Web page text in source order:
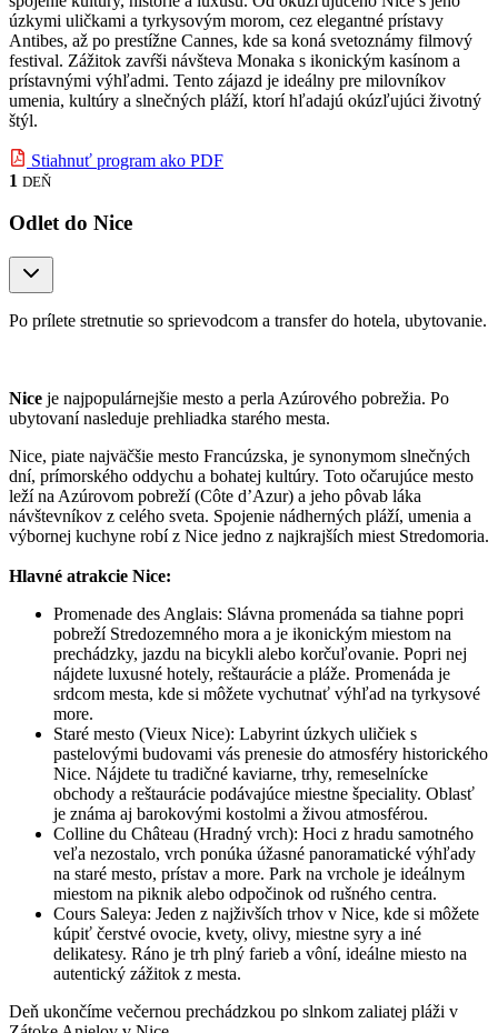
úzkymi uličkami a tyrkysovým morom, cez elegantné prístavy
Antibes, až po prestížne Cannes, kde sa koná svetoznámy filmový
festival. Zážitok zavŕši návšteva Monaka s ikonickým kasínom a
prístavnými výhľadmi. Tento zájazd je ideálny pre milovníkov
umenia, kultúry a slnečných pláží, ktorí hľadajú okúzľujúci životný
štýl.
Stiahnuť program ako PDF
1 DEŇ
Odlet do Nice
Po prílete stretnutie so sprievodcom a transfer do hotela, ubytovanie.
Nice je najpopulárnejšie mesto a perla Azúrového pobrežia. Po
ubytovaní nasleduje prehliadka starého mesta.
Nice, piate najväčšie mesto Francúzska, je synonymom slnečných
dní, prímorského oddychu a bohatej kultúry. Toto očarujúce mesto
leží na Azúrovom pobreží (Côte d’Azur) a jeho pôvab láka
návštevníkov z celého sveta. Spojenie nádherných pláží, umenia a
výbornej kuchyne robí z Nice jedno z najkrajších miest Stredomoria.
Hlavné atrakcie Nice:
Promenade des Anglais: Slávna promenáda sa tiahne popri
pobreží Stredozemného mora a je ikonickým miestom na
prechádzky, jazdu na bicykli alebo korčuľovanie. Popri nej
nájdete luxusné hotely, reštaurácie a pláže. Promenáda je
srdcom mesta, kde si môžete vychutnať výhľad na tyrkysové
more.
Staré mesto (Vieux Nice): Labyrint úzkych uličiek s
pastelovými budovami vás prenesie do atmosféry historického
Nice. Nájdete tu tradičné kaviarne, trhy, remeselnícke
obchody a reštaurácie podávajúce miestne špeciality. Oblasť
je známa aj barokovými kostolmi a živou atmosférou.
Colline du Château (Hradný vrch): Hoci z hradu samotného
veľa nezostalo, vrch ponúka úžasné panoramatické výhľady
na staré mesto, prístav a more. Park na vrchole je ideálnym
miestom na piknik alebo odpočinok od rušného centra.
Cours Saleya: Jeden z najživších trhov v Nice, kde si môžete
kúpiť čerstvé ovocie, kvety, olivy, miestne syry a iné
delikatesy. Ráno je trh plný farieb a vôní, ideálne miesto na
autentický zážitok z mesta.
Deň ukončíme večernou prechádzkou po slnkom zaliatej pláži v